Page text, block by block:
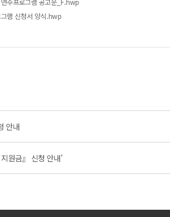
수프로그램 공고문_F.hwp
램 신청서 양식.hwp
안내
원금』 신청 안내'